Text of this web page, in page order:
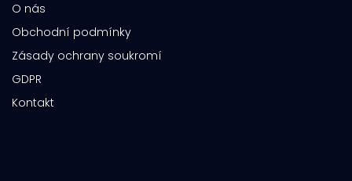
O nás
Obchodní podmínky
Zásady ochrany soukromí
GDPR
Kontakt